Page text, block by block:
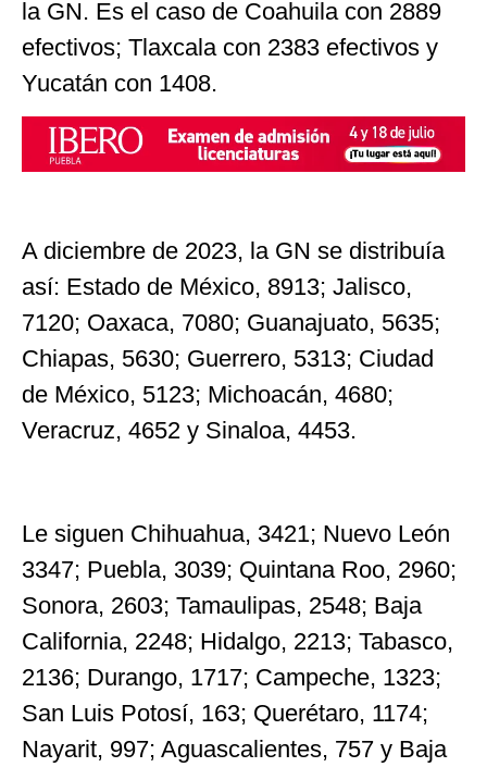
la GN. Es el caso de Coahuila con 2889
efectivos; Tlaxcala con 2383 efectivos y
Yucatán con 1408.
A diciembre de 2023, la GN se distribuía
así: Estado de México, 8913; Jalisco,
7120; Oaxaca, 7080; Guanajuato, 5635;
Chiapas, 5630; Guerrero, 5313; Ciudad
de México, 5123; Michoacán, 4680;
Veracruz, 4652 y Sinaloa, 4453.
Le siguen Chihuahua, 3421; Nuevo León
3347; Puebla, 3039; Quintana Roo, 2960;
Sonora, 2603; Tamaulipas, 2548; Baja
California, 2248; Hidalgo, 2213; Tabasco,
2136; Durango, 1717; Campeche, 1323;
San Luis Potosí, 163; Querétaro, 1174;
Nayarit, 997; Aguascalientes, 757 y Baja